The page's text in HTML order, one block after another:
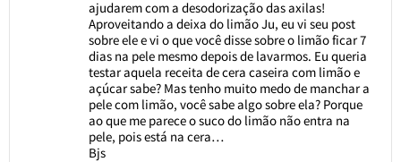
ajudarem com a desodorização das axilas!
Aproveitando a deixa do limão Ju, eu vi seu post
sobre ele e vi o que você disse sobre o limão ficar 7
dias na pele mesmo depois de lavarmos. Eu queria
testar aquela receita de cera caseira com limão e
açúcar sabe? Mas tenho muito medo de manchar a
pele com limão, você sabe algo sobre ela? Porque
ao que me parece o suco do limão não entra na
pele, pois está na cera…
Bjs